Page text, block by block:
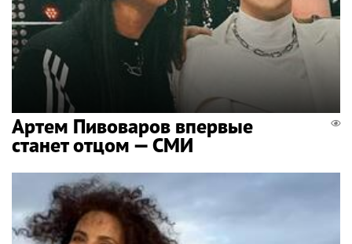
Артем Пивоваров впервые
станет отцом — СМИ